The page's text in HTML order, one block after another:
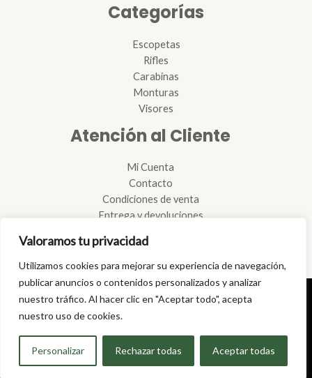
Valoramos tu privacidad
Utilizamos cookies para mejorar su experiencia de navegación,
publicar anuncios o contenidos personalizados y analizar
nuestro tráfico. Al hacer clic en "Aceptar todo", acepta
nuestro uso de cookies.
Personalizar Rechazar todas Aceptar todas
Categorías
Escopetas
Rifles
Carabinas
Monturas
Visores
Atención al Cliente
Mi Cuenta
Contacto
Condiciones de venta
Entrega y devoluciones
Reparación de armas
Tramitación de licencias
Copyright © 2026 | Armería Climent